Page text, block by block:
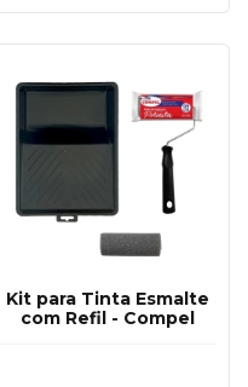
Kit para Tinta Esmalte
com Refil - Compel